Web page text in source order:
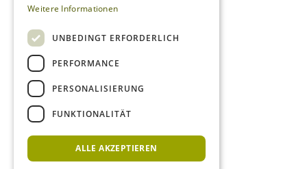
Weitere Informationen
UNBEDINGT ERFORDERLICH
PERFORMANCE
PERSONALISIERUNG
FUNKTIONALITÄT
ALLE AKZEPTIEREN